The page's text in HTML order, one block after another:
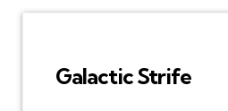
Galactic Strife